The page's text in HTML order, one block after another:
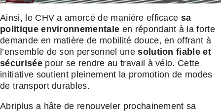
Ainsi, le CHV a amorcé de manière efficace sa
politique environnementale en répondant à la forte
demande en matière de mobilité douce, en offrant à
l’ensemble de son personnel unesolution fiable et
sécuriséepour se rendre au travail à vélo. Cette
initiative soutient pleinement la promotion de modes
de transport durables.
Abriplus a hâte de renouveler prochainement sa